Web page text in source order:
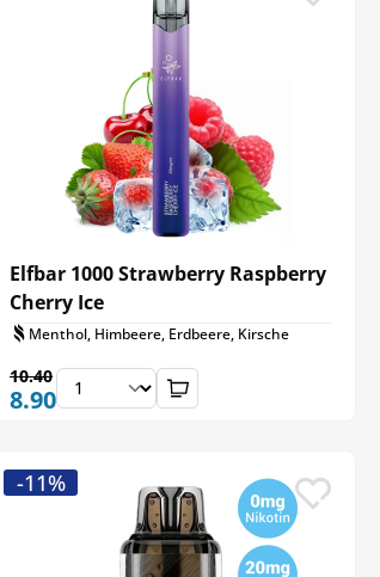
Elfbar 1000 Strawberry Raspberry
Cherry Ice
Menthol, Himbeere, Erdbeere, Kirsche
8.90
10.40
-11%